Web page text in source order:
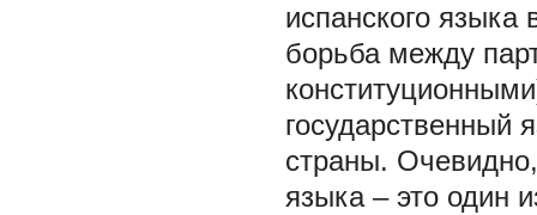
испанского языка
борьба между
государственный
страны.
языка – это один